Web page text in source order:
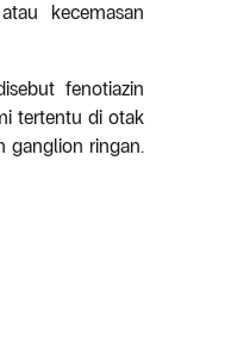
kecemasan
fenotiazin
tertentu di otak
ganglion ringan.